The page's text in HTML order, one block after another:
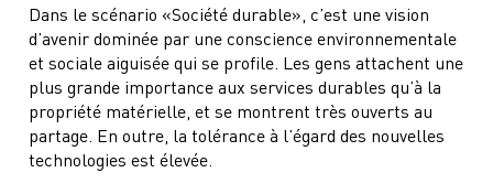
Dans le scénario «Société durable», c’est une vision
d’avenir dominée par une conscience environnementale
et sociale aiguisée qui se profile. Les gens attachent une
plus grande importance aux services durables qu’à la
propriété matérielle, et se montrent très ouverts au
partage. En outre, la tolérance à l’égard des nouvelles
technologies est élevée.